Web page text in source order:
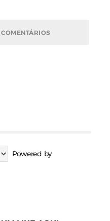
Powered by